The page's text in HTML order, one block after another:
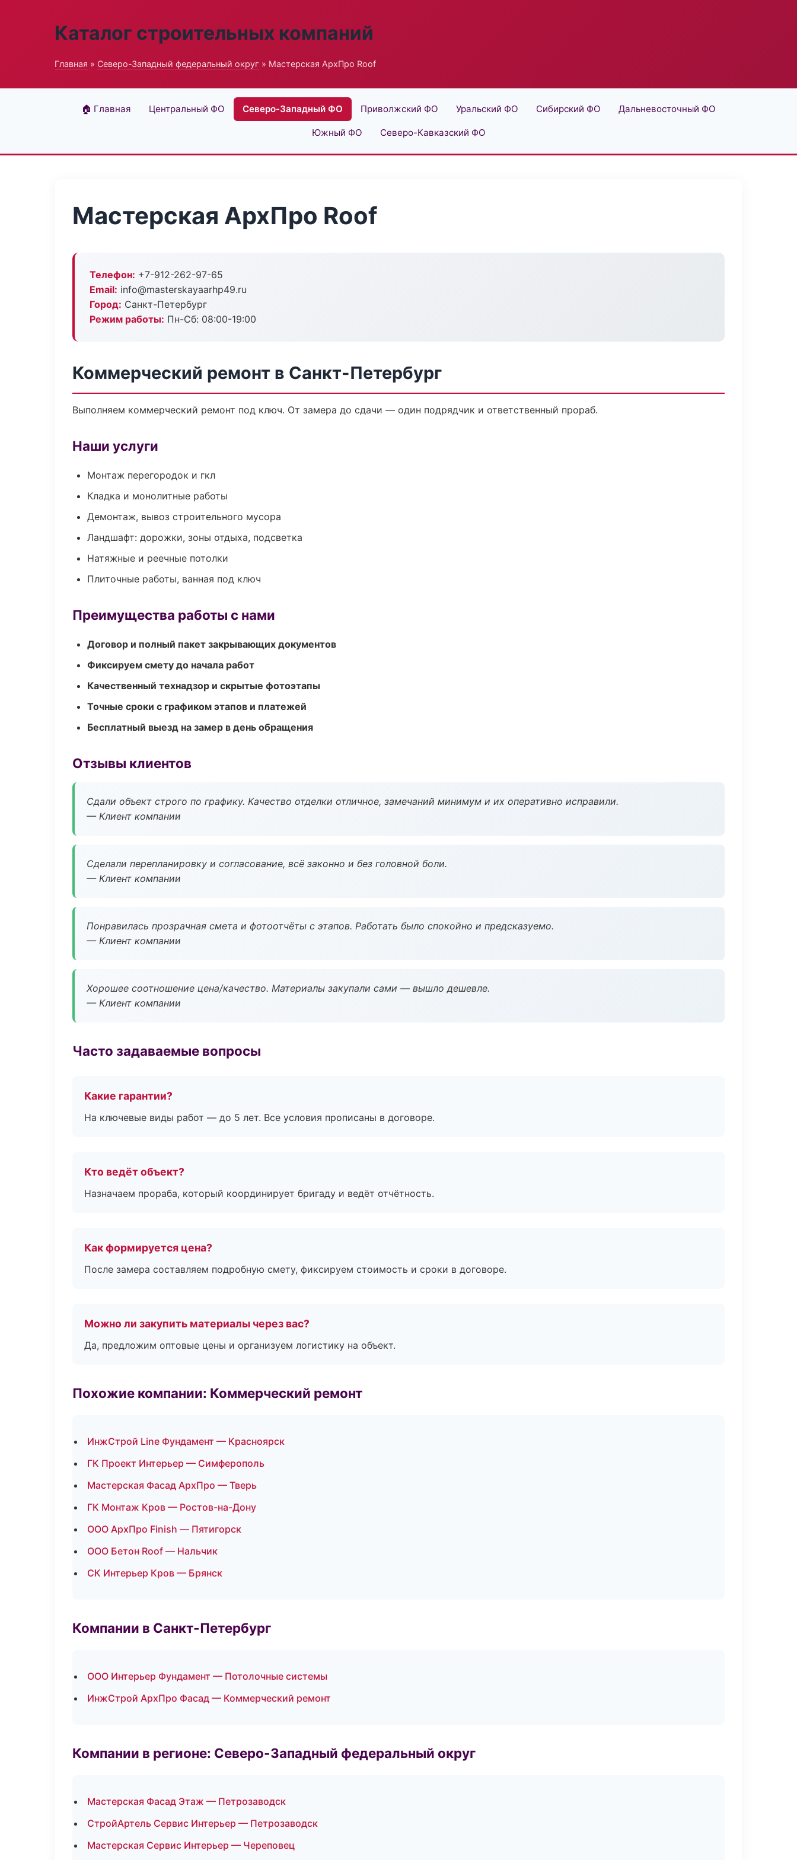
Каталог строительных компаний
Главная » Северо-Западный федеральный округ » Мастерская АрхПро Roof
🏠 Главная Центральный ФО Северо-Западный ФО Приволжский ФО Уральский ФО Сибирский ФО Дальневосточный ФО
Южный ФО Северо-Кавказский ФО
Мастерская АрхПро Roof
Телефон: +7-912-262-97-65
Email: info@masterskayaarhp49.ru
Город: Санкт-Петербург
Режим работы: Пн-Сб: 08:00-19:00
Коммерческий ремонт в Санкт-Петербург
Выполняем коммерческий ремонт под ключ. От замера до сдачи — один подрядчик и ответственный прораб.
Наши услуги
Монтаж перегородок и гкл
Кладка и монолитные работы
Демонтаж, вывоз строительного мусора
Ландшафт: дорожки, зоны отдыха, подсветка
Натяжные и реечные потолки
Плиточные работы, ванная под ключ
Преимущества работы с нами
Договор и полный пакет закрывающих документов
Фиксируем смету до начала работ
Качественный технадзор и скрытые фотоэтапы
Точные сроки с графиком этапов и платежей
Бесплатный выезд на замер в день обращения
Отзывы клиентов
Сдали объект строго по графику. Качество отделки отличное, замечаний минимум и их оперативно исправили.
— Клиент компании
Сделали перепланировку и согласование, всё законно и без головной боли.
— Клиент компании
Понравилась прозрачная смета и фотоотчёты с этапов. Работать было спокойно и предсказуемо.
— Клиент компании
Хорошее соотношение цена/качество. Материалы закупали сами — вышло дешевле.
— Клиент компании
Часто задаваемые вопросы
Какие гарантии?
На ключевые виды работ — до 5 лет. Все условия прописаны в договоре.
Кто ведёт объект?
Назначаем прораба, который координирует бригаду и ведёт отчётность.
Как формируется цена?
После замера составляем подробную смету, фиксируем стоимость и сроки в договоре.
Можно ли закупить материалы через вас?
Да, предложим оптовые цены и организуем логистику на объект.
Похожие компании: Коммерческий ремонт
ИнжСтрой Line Фундамент — Красноярск
ГК Проект Интерьер — Симферополь
Мастерская Фасад АрхПро — Тверь
ГК Монтаж Кров — Ростов-на-Дону
ООО АрхПро Finish — Пятигорск
ООО Бетон Roof — Нальчик
СК Интерьер Кров — Брянск
Компании в Санкт-Петербург
ООО Интерьер Фундамент — Потолочные системы
ИнжСтрой АрхПро Фасад — Коммерческий ремонт
Компании в регионе: Северо-Западный федеральный округ
Мастерская Фасад Этаж — Петрозаводск
СтройАртель Сервис Интерьер — Петрозаводск
Мастерская Сервис Интерьер — Череповец